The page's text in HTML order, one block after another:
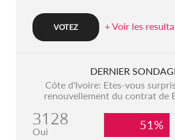
+ Voir les
DERNIER
Côte d'Ivoire: Etes-vous
renouvellement du contrat de
3128
Oui 51%